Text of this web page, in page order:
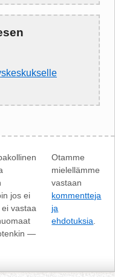
jos ei
vastaa
—
Otamme
mielellämme
vastaan
kommentteja
ja
ehdotuksia.